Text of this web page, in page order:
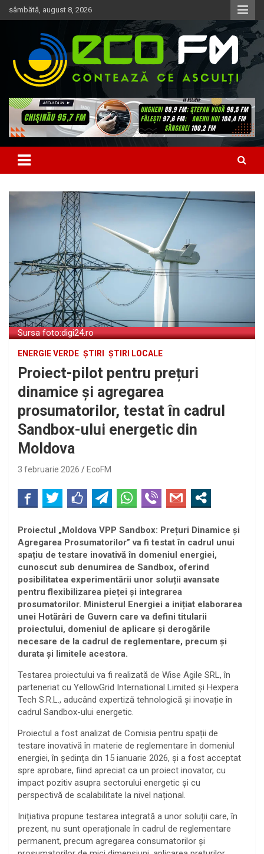
Skip
to
sâmbătă, august 8, 2026
EcoFM
Sursa foto:digi24.ro
ENERGIE VERDE ȘTIRI ȘTIRI LOCALE
Proiect-pilot pentru prețuri
dinamice și agregarea
prosumatorilor, testat în cadrul
Sandbox-ului energetic din
Moldova
3 februarie 2026 EcoFM
Proiectul „Moldova VPP Sandbox: Prețuri Dinamice și
Agregarea Prosumatorilor” va fi testat în cadrul unui
spațiu de testare inovativă în domeniul energiei,
cunoscut sub denumirea de Sandbox, oferind
posibilitatea experimentării unor soluții avansate
pentru flexibilizarea pieței și integrarea
prosumatorilor. Ministerul Energiei a inițiat elaborarea
unei Hotărâri de Guvern care va defini titularii
proiectului, domeniul de aplicare și derogările
necesare de la cadrul de reglementare, precum și
durata și limitele acestora.
Testarea proiectului va fi realizată de Wise Agile SRL, în
parteneriat cu YellowGrid International Limited și Hexpera
Tech S.R.L., aducând expertiză tehnologică și inovație în
cadrul Sandbox-ului energetic.
Proiectul a fost analizat de Comisia pentru spații de
testare inovativă în materie de reglementare în domeniul
energiei, în ședința din 15 ianuarie 2026, și a fost acceptat
spre aprobare, fiind apreciat ca un proiect inovator, cu
impact pozitiv asupra sectorului energetic și cu
perspectivă de scalabilitate la nivel național.
Inițiativa propune testarea integrată a unor soluții care, în
prezent, nu sunt operaționale în cadrul de reglementare
permanent, precum agregarea consumatorilor și